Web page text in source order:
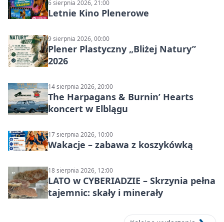
6 sierpnia 2026, 21:00
Letnie Kino Plenerowe
9 sierpnia 2026, 00:00
Plener Plastyczny „Bliżej Natury”
2026
14 sierpnia 2026, 20:00
The Harpagans & Burnin’ Hearts
koncert w Elblągu
17 sierpnia 2026, 10:00
Wakacje – zabawa z koszykówką
18 sierpnia 2026, 12:00
LATO w CYBERIADZIE – Skrzynia pełna
tajemnic: skały i minerały